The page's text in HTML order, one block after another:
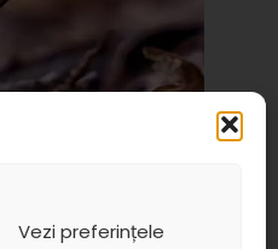
Vezi preferințele